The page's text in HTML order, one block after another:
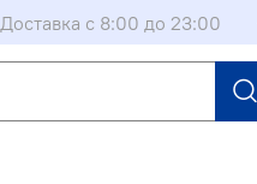
Доставка с 8:00 до 23:00